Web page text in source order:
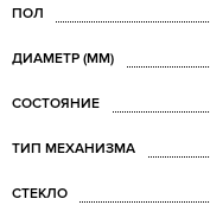
ПОЛ
ДИАМЕТР (MM)
СОСТОЯНИЕ
ТИП МЕХАНИЗМА
СТЕКЛО